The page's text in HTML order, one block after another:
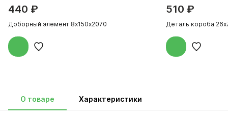
440 ₽
Доборный элемент 8х150х2070
510 ₽
Деталь короба
О товаре Характеристики